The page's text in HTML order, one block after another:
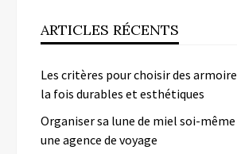
ARTICLES RÉCENTS
Les critères pour choisir des
la fois durables et esthétiques
Organiser sa lune de miel soi-
une agence de voyage